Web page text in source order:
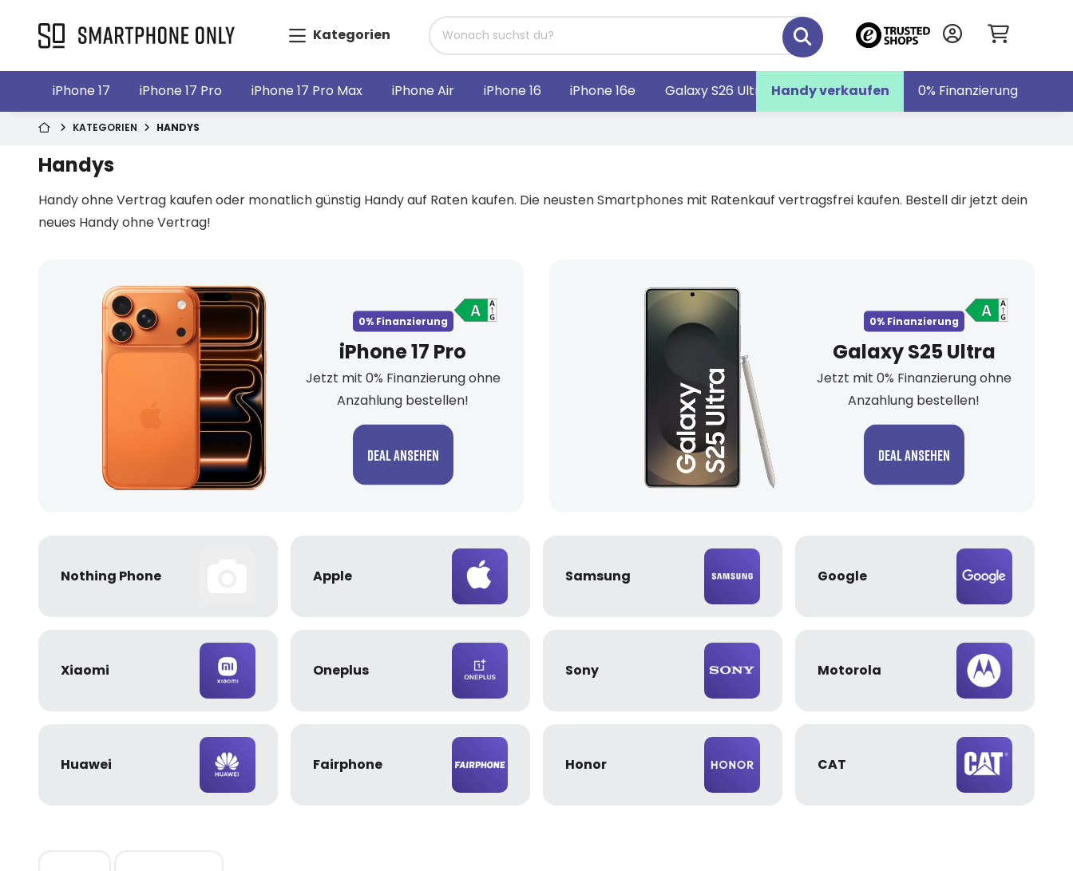
Kategorien
Handy verkaufen 0% Finanzierung
iPhone 17 iPhone 17 Pro iPhone 17 Pro Max iPhone Air iPhone 16 iPhone 16e Galaxy S26 Ultra Galaxy S26 Galaxy Z Fold7
KATEGORIEN HANDYS
Handys
Handy ohne Vertrag kaufen oder monatlich günstig Handy auf Raten kaufen. Die neusten Smartphones mit Ratenkauf vertragsfrei kaufen. Bestell dir jetzt dein
neues Handy ohne Vertrag!
0% Finanzierung
iPhone 17 Pro
Jetzt mit 0% Finanzierung ohne
Anzahlung bestellen!
Deal ansehen
0% Finanzierung
Galaxy S25 Ultra
Jetzt mit 0% Finanzierung ohne
Anzahlung bestellen!
Deal ansehen
Nothing Phone Apple Samsung Google
Xiaomi Oneplus Sony Motorola
Huawei Fairphone Honor CAT